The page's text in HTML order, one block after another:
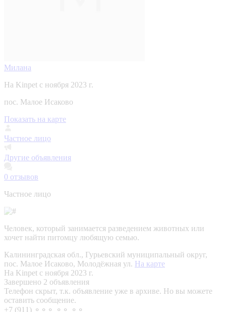
Милана
На Kinpet c ноября 2023 г.
пос. Малое Исаково
Показать на карте
Частное лицо
Другие объявления
0 отзывов
Частное лицо
Человек, который занимается разведением животных или
хочет найти питомцу любящую семью.
Калининградская обл., Гурьевский муниципальный округ,
пос. Малое Исаково, Молодёжная ул. На карте
На Kinpet c ноября 2023 г.
Завершено 2 объявления
Телефон скрыт, т.к. объявление уже в архиве. Но вы можете
оставить сообщение.
+7 (911) ⚬⚬⚬ ⚬⚬ ⚬⚬